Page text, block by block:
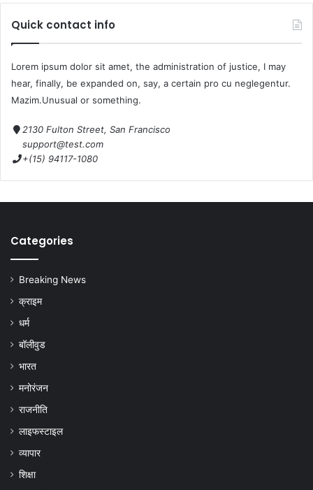
Quick contact info
Lorem ipsum dolor sit amet, the administration of justice, I may
hear, finally, be expanded on, say, a certain pro cu neglegentur.
Mazim.Unusual or something.
2130 Fulton Street, San Francisco
support@test.com
+(15) 94117-1080
Categories
Breaking News
क्राइम
धर्म
बॉलीवुड
भारत
मनोरंजन
राजनीति
लाइफस्टाइल
व्यापार
शिक्षा